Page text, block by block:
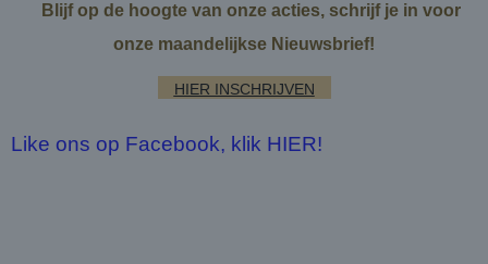
Blijf op de hoogte van onze acties, schrijf je in voor
onze maandelijkse Nieuwsbrief!
HIER INSCHRIJVEN
Like ons op Facebook, klik HIER!